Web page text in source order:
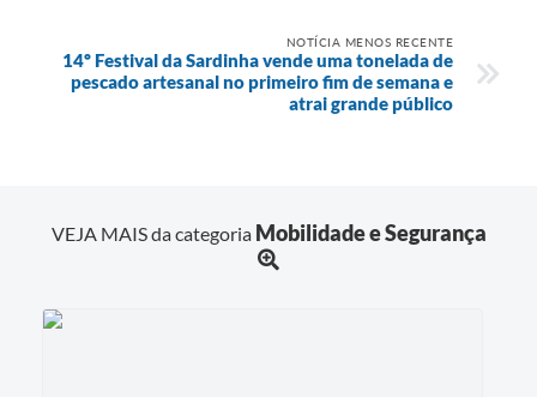
NOTÍCIA MENOS RECENTE
14º Festival da Sardinha vende uma tonelada de
pescado artesanal no primeiro fim de semana e
atrai grande público
VEJA MAIS da categoria Mobilidade e Segurança